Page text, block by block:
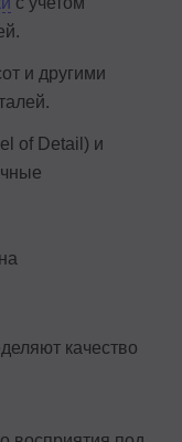
и другими
of Detail) и
качество